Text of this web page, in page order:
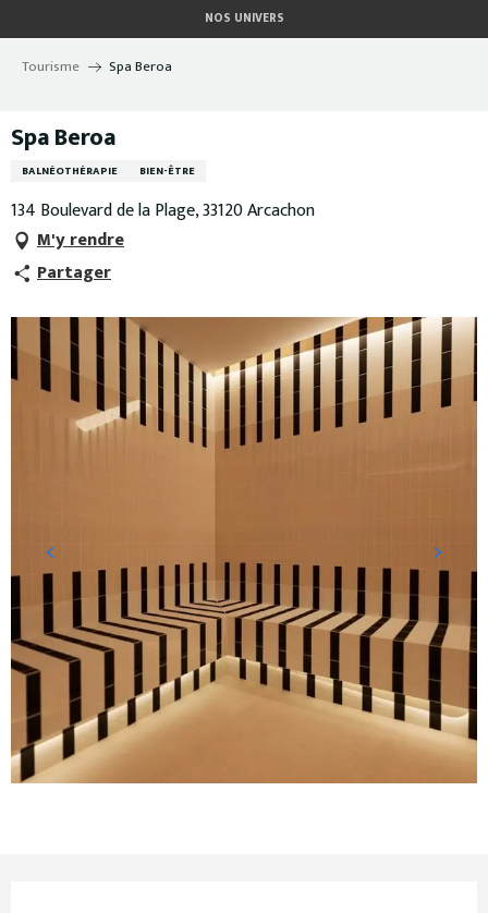
au
contenu
NOS UNIVERS
Tourisme Spa Beroa
Spa Beroa
BALNÉOTHÉRAPIE BIEN-ÊTRE
134 Boulevard de la Plage, 33120 Arcachon
M'y rendre
Partager